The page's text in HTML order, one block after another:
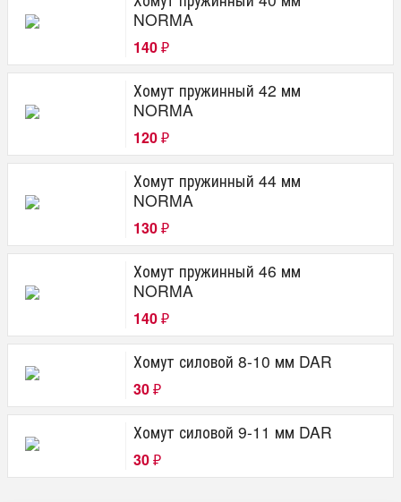
NORMA
140 ₽
Хомут пружинный 42 мм
NORMA
120 ₽
Хомут пружинный 44 мм
NORMA
130 ₽
Хомут пружинный 46 мм
NORMA
140 ₽
Хомут силовой 8-10 мм DAR
30 ₽
Хомут силовой 9-11 мм DAR
30 ₽